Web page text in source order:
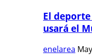
El
usará el
enelarea